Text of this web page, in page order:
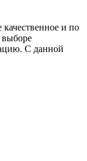
и по
С данной